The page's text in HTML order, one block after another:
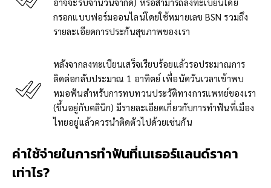
กรอกแบบฟอร์มออนไลน์โดยใช้หมายเลข BSN รวมถึง
รายละเอียดการประกันสุขภาพของเรา
หลังจากลงทะเบียนเสร็จเรียบร้อยแล้วรอประมาณการ
ติดต่อกลับประมาณ 1 อาทิตย์ เพื่อนัดวันเวลาเข้าพบ
หมอฟันสำหรับการทบทวนประวัติทางการแพทย์ของเรา
(ขึ้นอยู่กับคลินิก) มีรายละเอียดเกี่ยวกับการทำฟันที่เมือง
ไทยอยู่แล้วควรนำติดตัวไปด้วยเช่นกัน
ค่าใช้จ่ายในการทำฟันที่เนเธอร์แลนด์ราคา
เท่าไร?